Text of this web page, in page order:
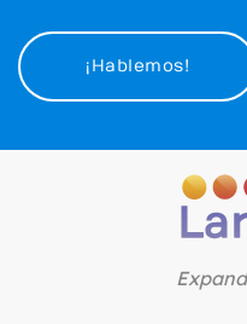
¡Hablemos!